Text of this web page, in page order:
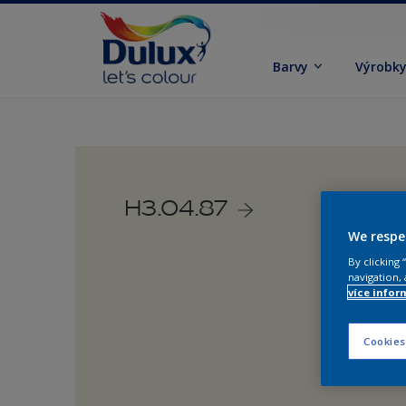
Barvy
H3.04.87
We
By clicking
navigation,
více